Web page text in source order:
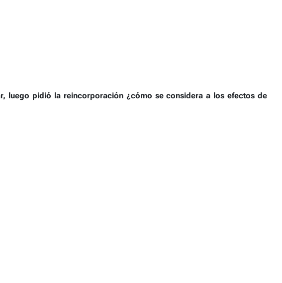
luego pidió la reincorporación ¿cómo se considera a los efectos de